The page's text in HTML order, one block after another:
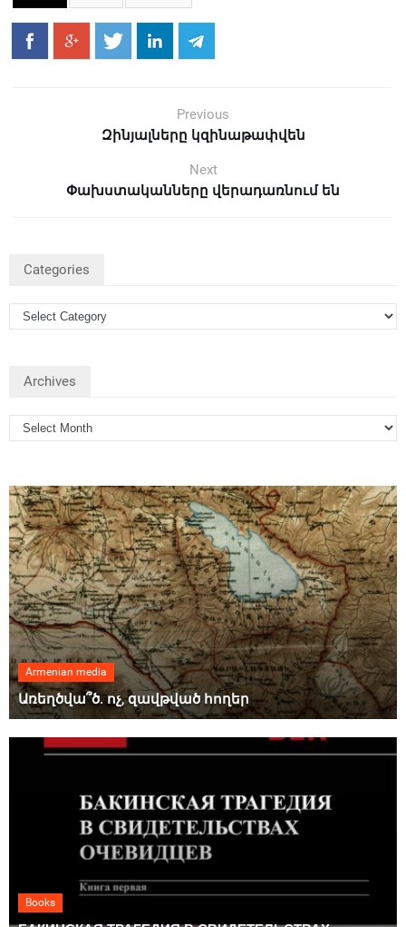
Previous
Զինյալները կզինաթափվեն
Next
Փախստականները վերադառնում են
Categories
Archives
Armenian media
Առեղծվա՞ծ. ոչ, զավթված հողեր
Books